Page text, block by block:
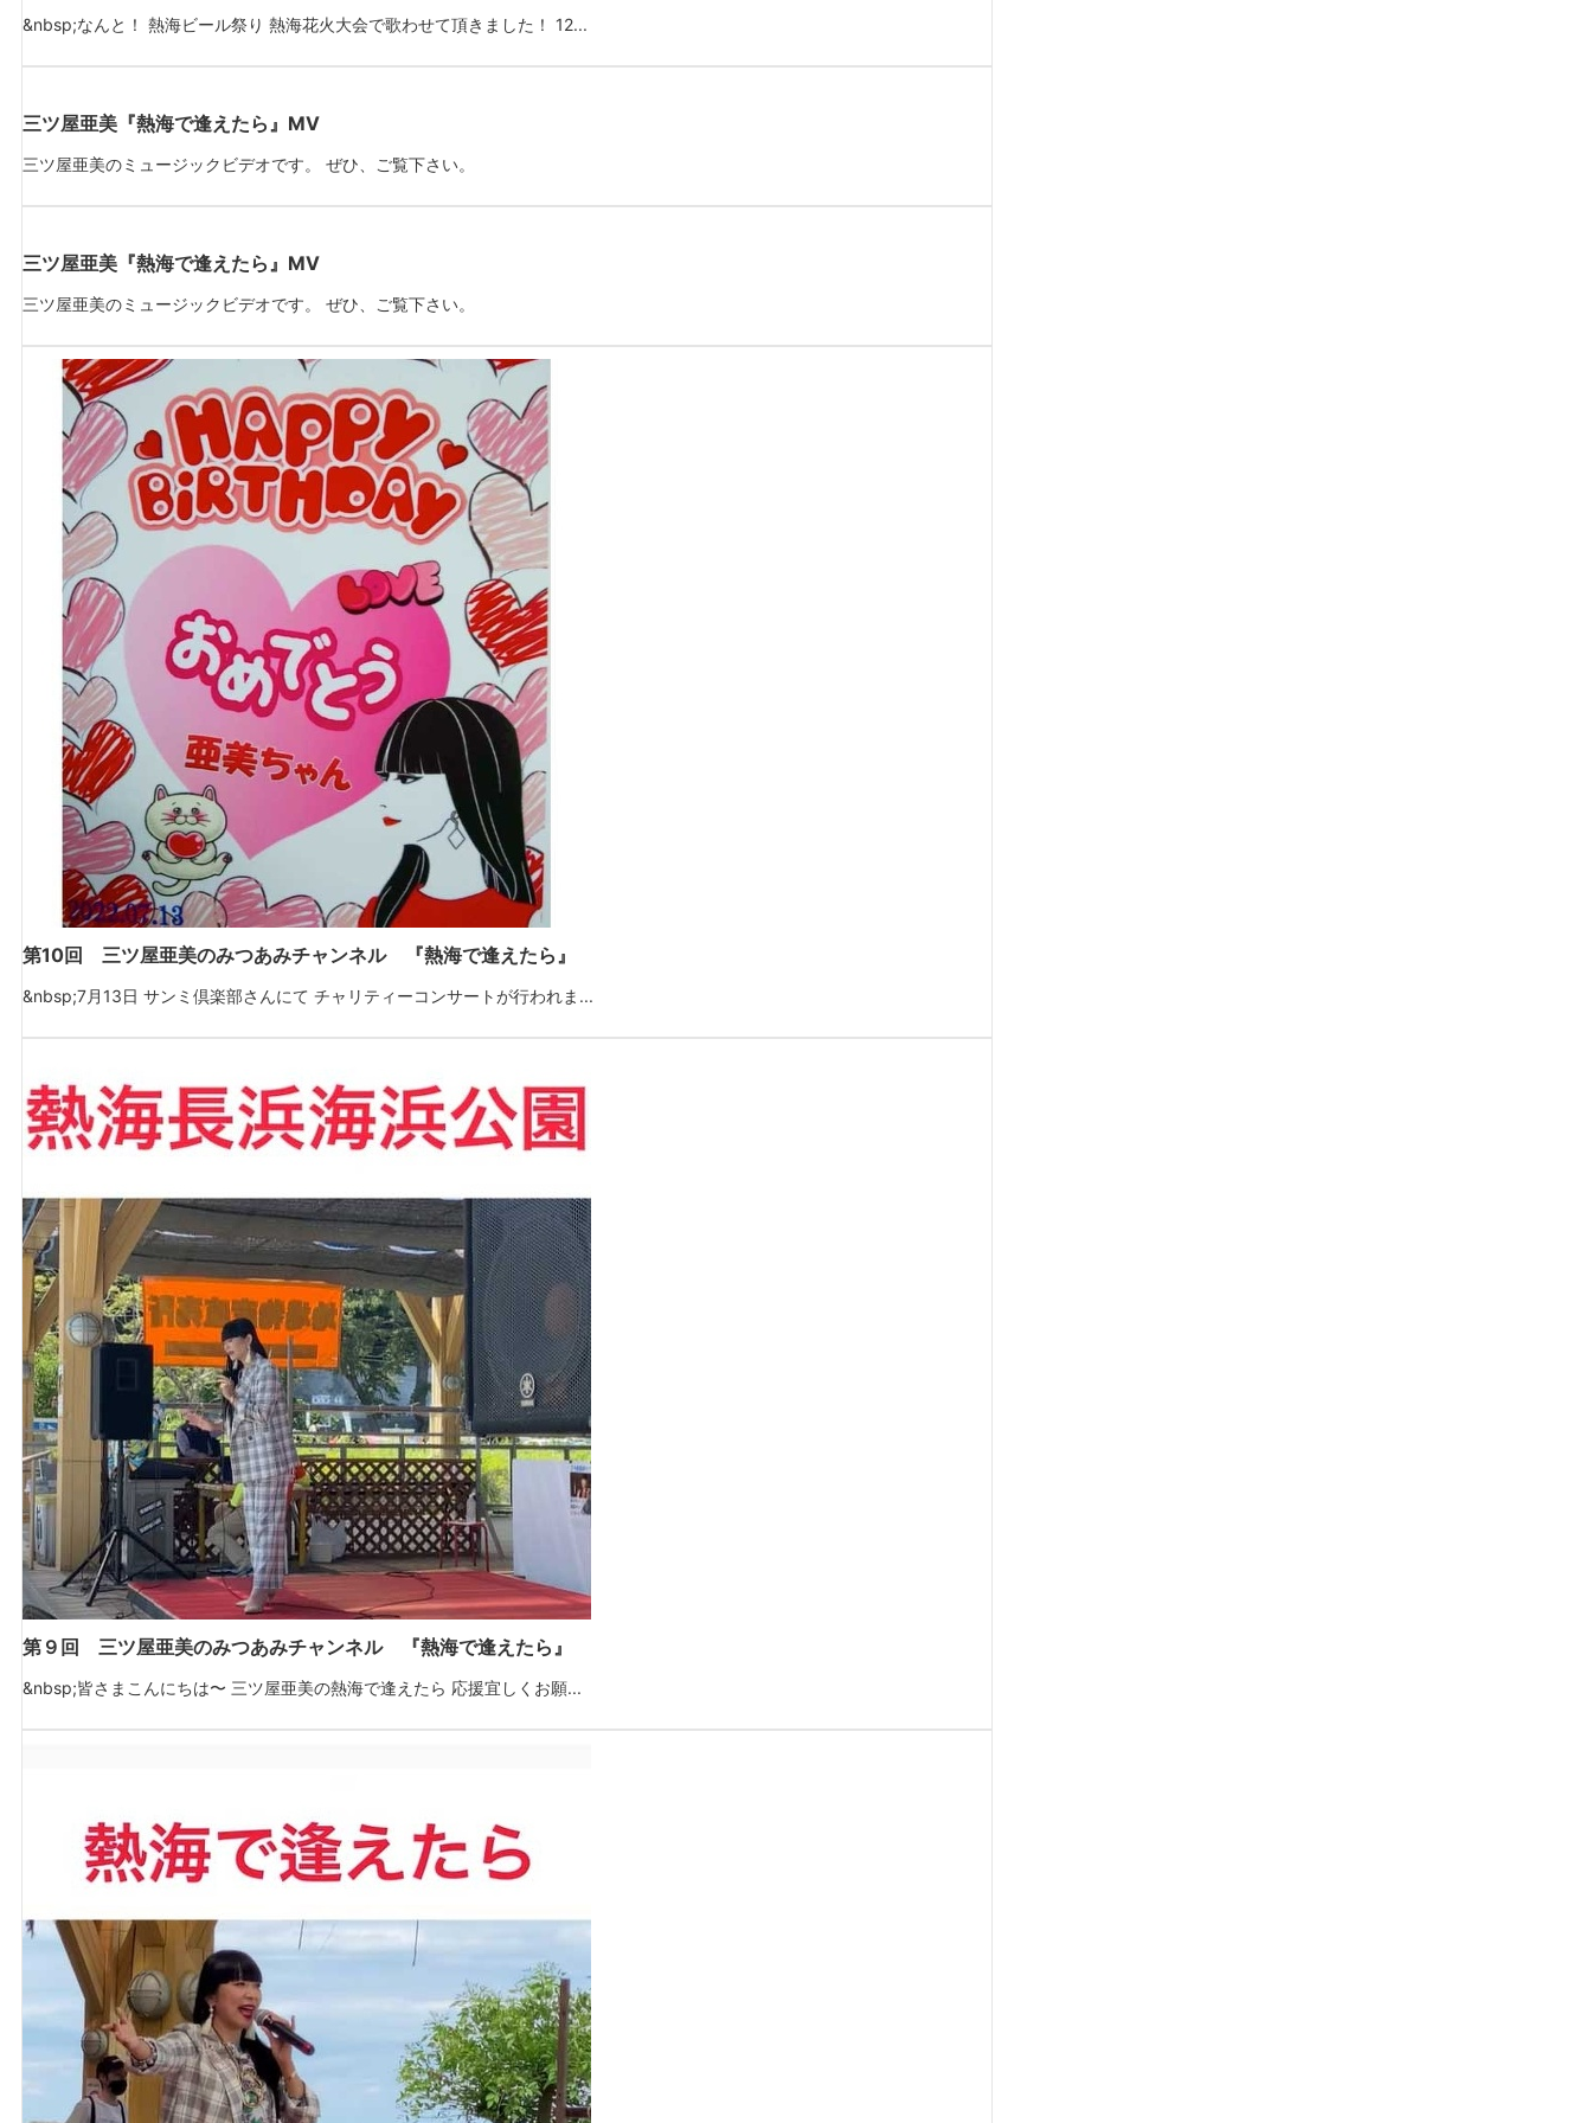
&nbsp;なんと！ 熱海ビール祭り 熱海花火大会で歌わせて頂きました！ 12...
三ツ屋亜美『熱海で逢えたら』MV
三ツ屋亜美のミュージックビデオです。 ぜひ、ご覧下さい。
三ツ屋亜美『熱海で逢えたら』MV
三ツ屋亜美のミュージックビデオです。 ぜひ、ご覧下さい。
第10回 三ツ屋亜美のみつあみチャンネル 『熱海で逢えたら』
&nbsp;7月13日 サンミ倶楽部さんにて チャリティーコンサートが行われま...
第９回 三ツ屋亜美のみつあみチャンネル 『熱海で逢えたら』
&nbsp;皆さまこんにちは〜 三ツ屋亜美の熱海で逢えたら 応援宜しくお願...